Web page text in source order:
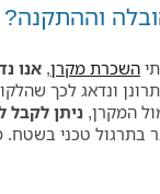
וההתקנה?
השכרת מקרן, אנו
ונדאג לכך
המקרן, ניתן לקבל
בתרגול טכני בשטח.